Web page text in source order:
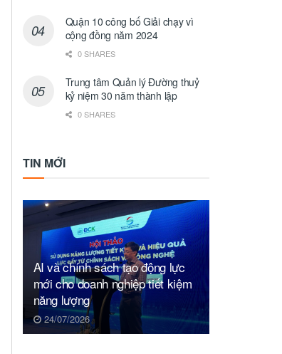
Quận 10 công bố Giải chạy vì
cộng đồng năm 2024
0 SHARES
Trung tâm Quản lý Đường thuỷ
kỷ niệm 30 năm thành lập
0 SHARES
TIN MỚI
AI và chính sách tạo động lực
mới cho doanh nghiệp tiết kiệm
năng lượng
24/07/2026